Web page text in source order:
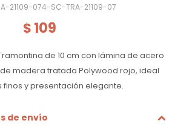
21109-074-SC-TRA-21109-07
$ 109
de 10 cm con lámina de acero
madera tratada Polywood rojo, ideal
finos y presentación elegante.
de envío